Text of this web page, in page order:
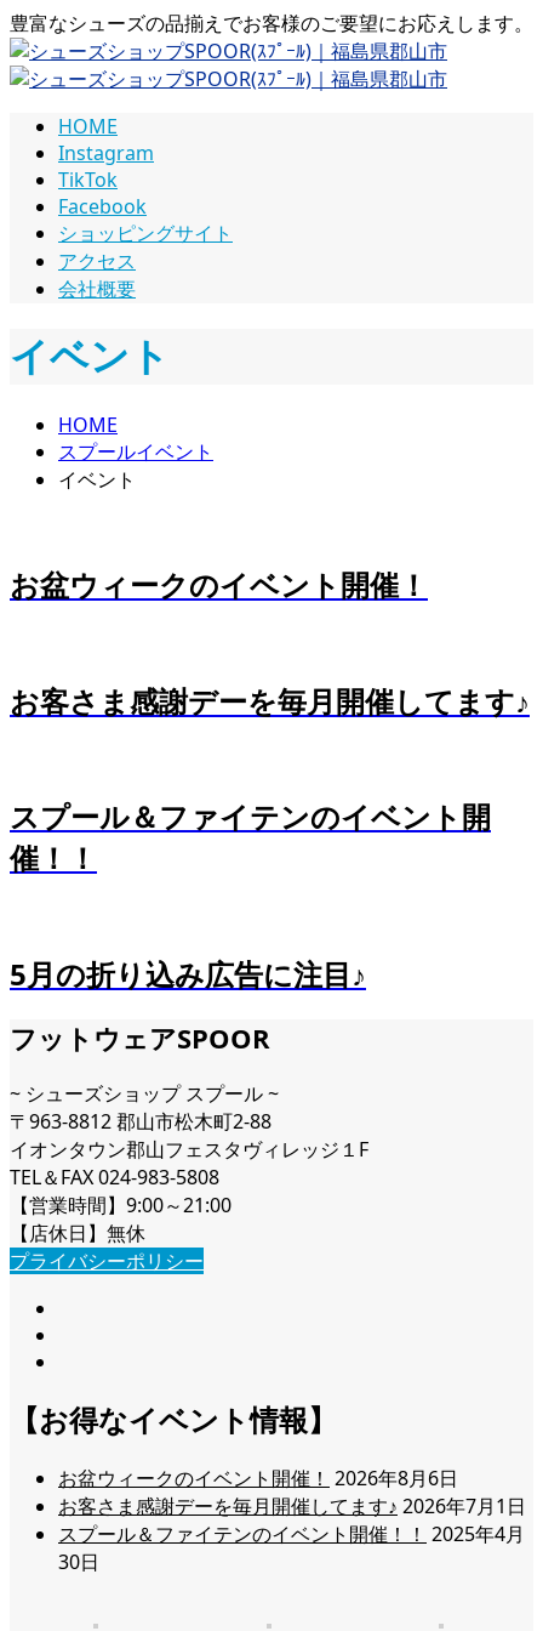
豊富なシューズの品揃えでお客様のご要望にお応えします。
HOME
Instagram
TikTok
Facebook
ショッピングサイト
アクセス
会社概要
イベント
HOME
スプールイベント
イベント
お盆ウィークのイベント開催！
お客さま感謝デーを毎月開催してます♪
スプール＆ファイテンのイベント開
催！！
5月の折り込み広告に注目♪
フットウェアSPOOR
~ シューズショップ スプール ~
〒963-8812 郡山市松木町2-88
イオンタウン郡山フェスタヴィレッジ１F
TEL＆FAX 024-983-5808
【営業時間】9:00～21:00
【店休日】無休
プライバシーポリシー
【お得なイベント情報】
お盆ウィークのイベント開催！ 2026年8月6日
お客さま感謝デーを毎月開催してます♪ 2026年7月1日
スプール＆ファイテンのイベント開催！！ 2025年4月
30日